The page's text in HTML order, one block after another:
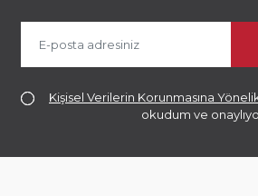
Kişisel Verilerin Korunmasına
okudum ve